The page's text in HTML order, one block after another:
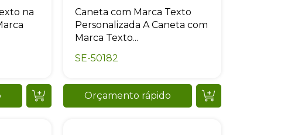
na
Caneta com Marca Texto
Personalizada A Caneta com
Marca Texto...
SE-50182
Orçamento rápido